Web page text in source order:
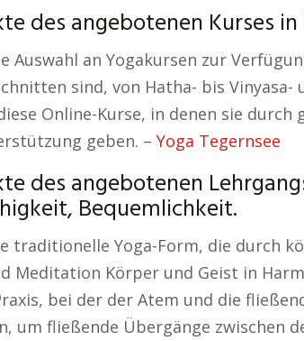
des angebotenen Kurses
Auswahl an Yogakursen zur
sind, von Hatha- bis Vinyasa-
Online-Kurse, in denen sie durch
geben. – Yoga Tegernsee
des angebotenen
Bequemlichkeit.
traditionelle Yoga-Form, die durch
Meditation Körper und Geist in
bei der der Atem und die
um fließende Übergänge zwischen